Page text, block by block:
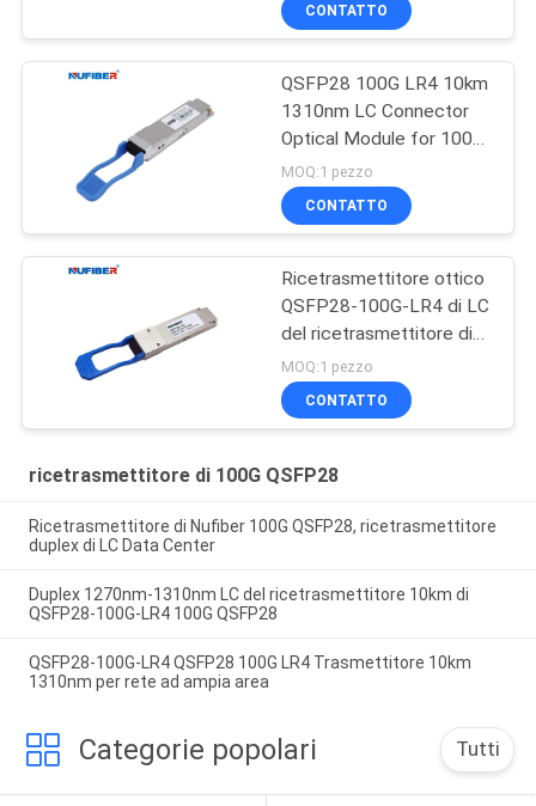
CONTATTO
QSFP28 100G LR4 10km
1310nm LC Connector
Optical Module for 100G
QSFP28 Transceiver
MOQ:1 pezzo
CONTATTO
Ricetrasmettitore ottico
QSFP28-100G-LR4 di LC
del ricetrasmettitore di
10KM 1310nm 100G
QSFP28
MOQ:1 pezzo
CONTATTO
ricetrasmettitore di 100G QSFP28
Ricetrasmettitore di Nufiber 100G QSFP28, ricetrasmettitore
duplex di LC Data Center
Duplex 1270nm-1310nm LC del ricetrasmettitore 10km di
QSFP28-100G-LR4 100G QSFP28
QSFP28-100G-LR4 QSFP28 100G LR4 Trasmettitore 10km
1310nm per rete ad ampia area
Categorie popolari Tutti